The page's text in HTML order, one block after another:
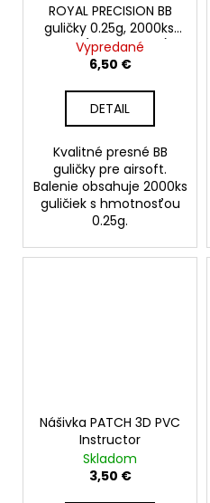
ROYAL PRECISION BB
guličky 0.25g, 2000ks,
biele (BB2000 0.25)
Vypredané
6,50 €
DETAIL
Kvalitné presné BB
guličky pre airsoft.
Balenie obsahuje 2000ks
guličiek s hmotnosťou
0.25g.
Nášivka PATCH 3D PVC
Instructor
Skladom
3,50 €